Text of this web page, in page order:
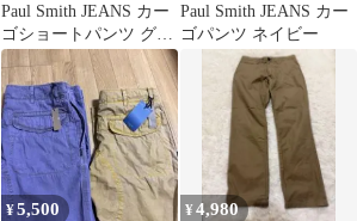
Paul Smith JEANS カー
ゴショートパンツ グレ
ー
Paul Smith JEANS カー
ゴパンツ ネイビー
¥5,500 ¥4,980